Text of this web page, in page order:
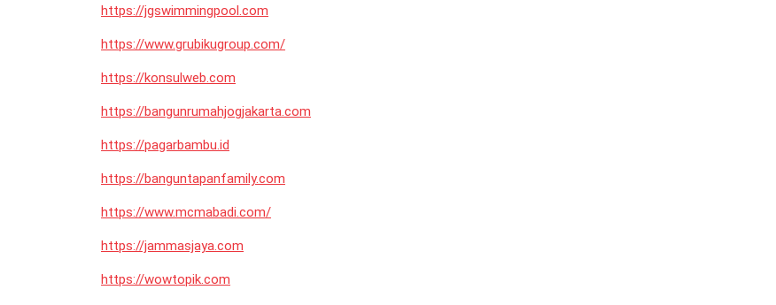
https://jgswimmingpool.com
https://www.grubikugroup.com/
https://konsulweb.com
https://bangunrumahjogjakarta.com
https://pagarbambu.id
https://banguntapanfamily.com
https://www.mcmabadi.com/
https://jammasjaya.com
https://wowtopik.com